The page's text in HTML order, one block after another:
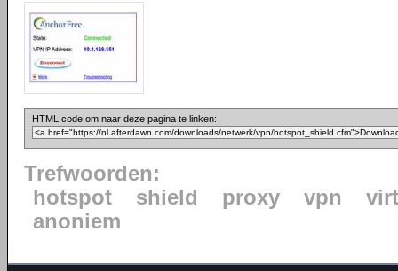
HTML code om naar deze pagina te linken:
Trefwoorden:
hotspot
shield proxy vpn
anoniem